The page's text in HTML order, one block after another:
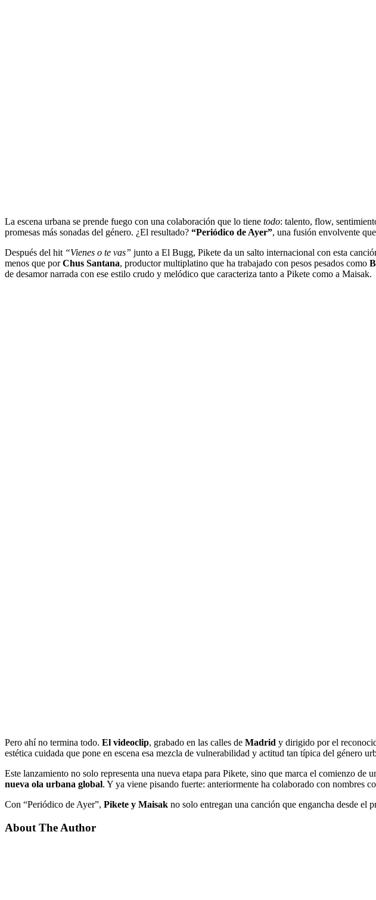
La escena urbana se prende fuego con una colaboración que lo tiene todo: talento, flow,
promesas más sonadas del género. ¿El resultado? “Periódico de Ayer”, una fusión envolvente
Después del hit “Vienes o te vas” junto a El Bugg, Pikete da un salto internacional con esta
menos que porChus Santana, productor multiplatino que ha trabajado con pesos pesados como
de desamor narrada con ese estilo crudo y melódico que caracteriza tanto a Pikete como a Maisak.
Pero ahí no termina todo. El videoclip, grabado en las calles de Madrid y dirigido por el
estética cuidada que pone en escena esa mezcla de vulnerabilidad y actitud tan típica del género
Este lanzamiento no solo representa una nueva etapa para Pikete, sino que marca el comienzo
nueva ola urbana global. Y ya viene pisando fuerte: anteriormente ha colaborado con nombres
Con “Periódico de Ayer”, Pikete y Maisak no solo entregan una canción que engancha desde el
About The Author